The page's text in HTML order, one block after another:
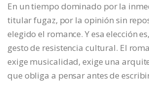
En un tiempo dominado por la
titular fugaz, por la opinión sin
elegido el romance. Y esa elección
gesto de resistencia cultural. El
exige musicalidad, exige una
que obliga a pensar antes de